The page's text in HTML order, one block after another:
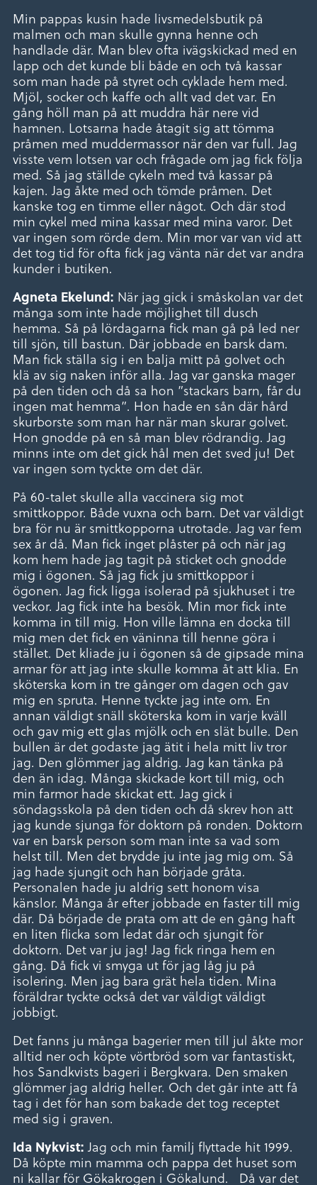
Min pappas kusin hade livsmedelsbutik på
malmen och man skulle gynna henne och
handlade där. Man blev ofta ivägskickad med en
lapp och det kunde bli både en och två kassar
som man hade på styret och cyklade hem med.
Mjöl, socker och kaffe och allt vad det var. En
gång höll man på att muddra här nere vid
hamnen. Lotsarna hade åtagit sig att tömma
pråmen med muddermassor när den var full. Jag
visste vem lotsen var och frågade om jag fick följa
med. Så jag ställde cykeln med två kassar på
kajen. Jag åkte med och tömde pråmen. Det
kanske tog en timme eller något. Och där stod
min cykel med mina kassar med mina varor. Det
var ingen som rörde dem. Min mor var van vid att
det tog tid för ofta fick jag vänta när det var andra
kunder i butiken.
Agneta Ekelund: När jag gick i småskolan var det
många som inte hade möjlighet till dusch
hemma. Så på lördagarna fick man gå på led ner
till sjön, till bastun. Där jobbade en barsk dam.
Man fick ställa sig i en balja mitt på golvet och
klä av sig naken inför alla. Jag var ganska mager
på den tiden och då sa hon ”stackars barn, får du
ingen mat hemma”. Hon hade en sån där hård
skurborste som man har när man skurar golvet.
Hon gnodde på en så man blev rödrandig. Jag
minns inte om det gick hål men det sved ju! Det
var ingen som tyckte om det där.
På 60-talet skulle alla vaccinera sig mot
smittkoppor. Både vuxna och barn. Det var väldigt
bra för nu är smittkopporna utrotade. Jag var fem
sex år då. Man fick inget plåster på och när jag
kom hem hade jag tagit på sticket och gnodde
mig i ögonen. Så jag fick ju smittkoppor i
ögonen. Jag fick ligga isolerad på sjukhuset i tre
veckor. Jag fick inte ha besök. Min mor fick inte
komma in till mig. Hon ville lämna en docka till
mig men det fick en väninna till henne göra i
stället. Det kliade ju i ögonen så de gipsade mina
armar för att jag inte skulle komma åt att klia. En
sköterska kom in tre gånger om dagen och gav
mig en spruta. Henne tyckte jag inte om. En
annan väldigt snäll sköterska kom in varje kväll
och gav mig ett glas mjölk och en slät bulle. Den
bullen är det godaste jag ätit i hela mitt liv tror
jag. Den glömmer jag aldrig. Jag kan tänka på
den än idag. Många skickade kort till mig, och
min farmor hade skickat ett. Jag gick i
söndagsskola på den tiden och då skrev hon att
jag kunde sjunga för doktorn på ronden. Doktorn
var en barsk person som man inte sa vad som
helst till. Men det brydde ju inte jag mig om. Så
jag hade sjungit och han började gråta.
Personalen hade ju aldrig sett honom visa
känslor. Många år efter jobbade en faster till mig
där. Då började de prata om att de en gång haft
en liten flicka som ledat där och sjungit för
doktorn. Det var ju jag! Jag fick ringa hem en
gång. Då fick vi smyga ut för jag låg ju på
isolering. Men jag bara grät hela tiden. Mina
föräldrar tyckte också det var väldigt väldigt
jobbigt.
Det fanns ju många bagerier men till jul åkte mor
alltid ner och köpte vörtbröd som var fantastiskt,
hos Sandkvists bageri i Bergkvara. Den smaken
glömmer jag aldrig heller. Och det går inte att få
tag i det för han som bakade det tog receptet
med sig i graven.
Ida Nykvist: Jag och min familj flyttade hit 1999.
Då köpte min mamma och pappa det huset som
ni kallar för Gökakrogen i Gökalund. Då var det